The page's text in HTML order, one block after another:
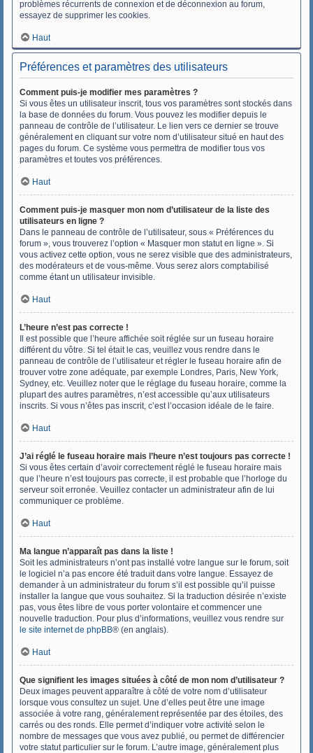
problèmes récurrents de connexion et de déconnexion au forum,
essayez de supprimer les cookies.
Haut
Préférences et paramètres des utilisateurs
Comment puis-je modifier mes paramètres ?
Si vous êtes un utilisateur inscrit, tous vos paramètres sont stockés dans
la base de données du forum. Vous pouvez les modifier depuis le
panneau de contrôle de l’utilisateur. Le lien vers ce dernier se trouve
généralement en cliquant sur votre nom d’utilisateur situé en haut des
pages du forum. Ce système vous permettra de modifier tous vos
paramètres et toutes vos préférences.
Haut
Comment puis-je masquer mon nom d’utilisateur de la liste des
utilisateurs en ligne ?
Dans le panneau de contrôle de l’utilisateur, sous « Préférences du
forum », vous trouverez l’option « Masquer mon statut en ligne ». Si
vous activez cette option, vous ne serez visible que des administrateurs,
des modérateurs et de vous-même. Vous serez alors comptabilisé
comme étant un utilisateur invisible.
Haut
L’heure n’est pas correcte !
Il est possible que l’heure affichée soit réglée sur un fuseau horaire
différent du vôtre. Si tel était le cas, veuillez vous rendre dans le
panneau de contrôle de l’utilisateur et régler le fuseau horaire afin de
trouver votre zone adéquate, par exemple Londres, Paris, New York,
Sydney, etc. Veuillez noter que le réglage du fuseau horaire, comme la
plupart des autres paramètres, n’est accessible qu’aux utilisateurs
inscrits. Si vous n’êtes pas inscrit, c’est l’occasion idéale de le faire.
Haut
J’ai réglé le fuseau horaire mais l’heure n’est toujours pas correcte !
Si vous êtes certain d’avoir correctement réglé le fuseau horaire mais
que l’heure n’est toujours pas correcte, il est probable que l’horloge du
serveur soit erronée. Veuillez contacter un administrateur afin de lui
communiquer ce problème.
Haut
Ma langue n’apparaît pas dans la liste !
Soit les administrateurs n’ont pas installé votre langue sur le forum, soit
le logiciel n’a pas encore été traduit dans votre langue. Essayez de
demander à un administrateur du forum s’il est possible qu’il puisse
installer la langue que vous souhaitez. Si la traduction désirée n’existe
pas, vous êtes libre de vous porter volontaire et commencer une
nouvelle traduction. Pour plus d’informations, veuillez vous rendre sur
le site internet de phpBB® (en anglais).
Haut
Que signifient les images situées à côté de mon nom d’utilisateur ?
Deux images peuvent apparaître à côté de votre nom d’utilisateur
lorsque vous consultez un sujet. Une d’elles peut être une image
associée à votre rang, généralement représentée par des étoiles, des
carrés ou des ronds. Elle permet d’indiquer votre activité selon le
nombre de messages que vous avez publié, ou permet de différencier
votre statut particulier sur le forum. L’autre image, généralement plus